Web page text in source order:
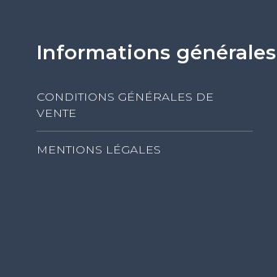
Informations générales
CONDITIONS GÉNÉRALES DE
VENTE
MENTIONS LÉGALES